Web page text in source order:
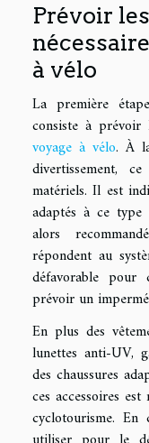
Prévoir
à vélo
La première
consiste à prévoir
voyage à vélo. À
divertissement,
matériels. Il est
adaptés à ce
alors
répondent au
défavorable
prévoir un
En plus des
lunettes anti-UV,
des chaussures
ces accessoires
cyclotourisme.